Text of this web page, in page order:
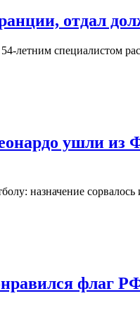
отдал
специалистом
ушли из
назначение сорвалось
флаг